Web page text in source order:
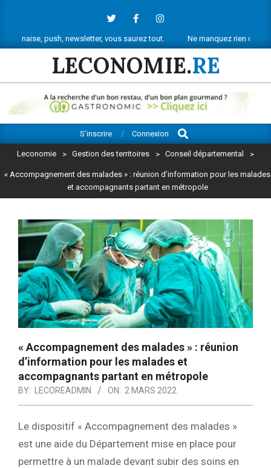
content
push, newsletter, vous saurez tout. Ne manquez rien de l’actu
LECONOMIE.RE
Navigation
S’inscrire Connexion
Search
Leconomie > Gestion des territoires > Conseil départemental >
« Accompagnement des malades » : réunion d’information pour les malades
et accompagnants partant en métropole
« Accompagnement des malades » : réunion
d’information pour les malades et
accompagnants partant en métropole
BY: LECOREADMIN ON: 2 MARS 2022
Le dispositif « Accompagnement des malades »
est une aide du Département mise en place pour
permettre à un malade devant subir des soins en